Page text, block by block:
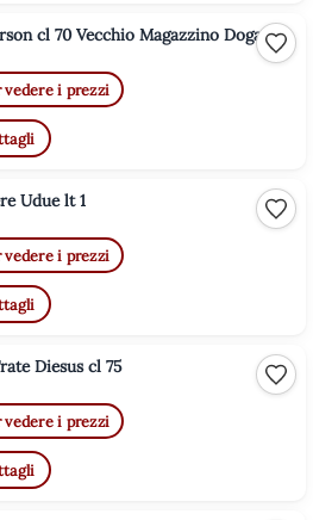
cl 70 Vecchio Magazzino Doganale
vedere i prezzi
Udue lt 1
vedere i prezzi
Diesus cl 75
vedere i prezzi